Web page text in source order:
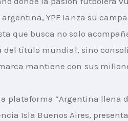
YPF lanza su
que busca no solo
del título mundial, sino
mantiene con sus
plataforma “Argentina llena
Isla Buenos Aires,